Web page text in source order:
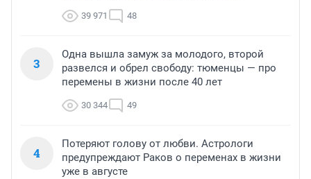
39 971 48
3
Одна вышла замуж за молодого, второй
развелся и обрел свободу: тюменцы — про
перемены в жизни после 40 лет
30 344 49
4
Потеряют голову от любви. Астрологи
предупреждают Раков о переменах в жизни
уже в августе